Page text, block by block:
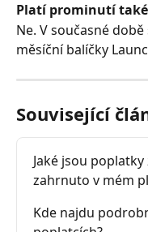
Platí prominutí
Ne. V současné
měsíční balíčky
Související
Jaké jsou
zahrnuto v mém
Kde najdu